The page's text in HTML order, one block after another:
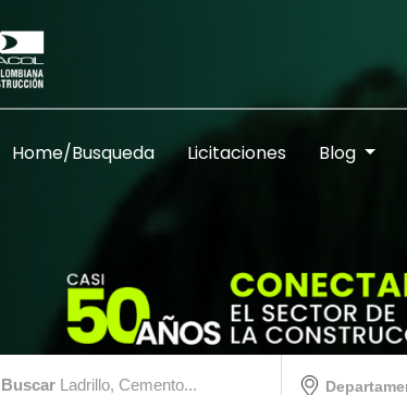
Home/Busqueda Licitaciones Blog
BuscarLadrillo, Cemento...